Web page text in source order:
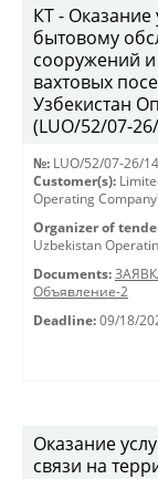
КТ - Оказание
бытовому
сооружений
вахтовых
Узбекистан
(LUO/52/07-
№: LUO/52/07-26/
Customer(s):
Operating
Organizer of
Uzbekistan
Documents:
Объявление-2
Deadline: 09/18/
Оказание
связи на